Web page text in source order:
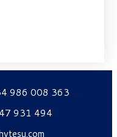
986 008 363
931 494